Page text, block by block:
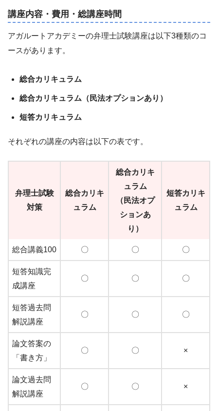
講座内容・費用・総講座時間
アガルートアカデミーの弁理士試験講座は以下3種類のコ
ースがあります。
総合カリキュラム
総合カリキュラム（民法オプションあり）
短答カリキュラム
それぞれの講座の内容は以下の表です。
弁理士試験
対策
総合カリキ
ュラム
総合カリキ
ュラム
（民法オプ
ションあ
り）
短答カリキ
ュラム
総合講義100 〇 〇 〇
短答知識完
成講座
〇 〇 〇
短答過去問
解説講座
〇 〇 〇
論文答案の
「書き方」
〇 〇 ×
論文過去問
解説講座
〇 〇 ×